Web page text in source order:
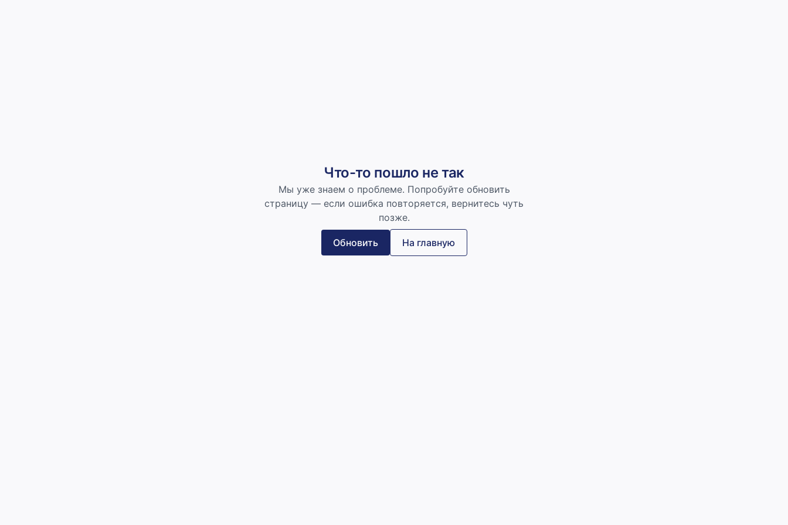
Что-то пошло не так
Мы уже знаем о проблеме. Попробуйте обновить
страницу — если ошибка повторяется, вернитесь чуть
позже.
Обновить На главную